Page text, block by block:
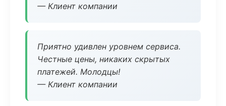
— Клиент компании
Приятно удивлен уровнем сервиса.
Честные цены, никаких скрытых
платежей. Молодцы!
— Клиент компании